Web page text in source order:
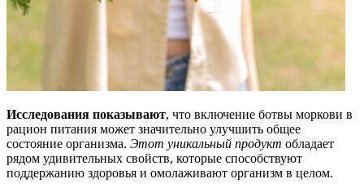
Исследования показывают, что включение ботвы моркови в
рацион питания может значительно улучшить общее
состояние организма. Этот уникальный продукт обладает
рядом удивительных свойств, которые способствуют
поддержанию здоровья и омолаживают организм в целом.